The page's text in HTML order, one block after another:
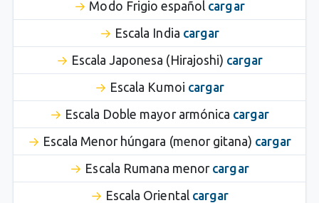
Modo Frigio español cargar
Escala India cargar
Escala Japonesa (Hirajoshi) cargar
Escala Kumoi cargar
Escala Doble mayor armónica cargar
Escala Menor húngara (menor gitana) cargar
Escala Rumana menor cargar
Escala Oriental cargar